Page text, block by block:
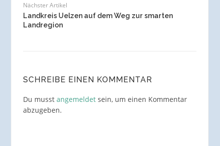
Nächster Artikel
Landkreis Uelzen auf dem Weg zur smarten
Landregion
SCHREIBE EINEN KOMMENTAR
Du musst angemeldetsein, um einen Kommentar
abzugeben.